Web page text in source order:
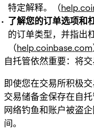
特定解释。（
了解您的订单选项和
的订单类型，并指出
（help.coinbase.com
自托管依然重要：将
即使您在交易所积极
交易储备金保存在自
网络钓鱼和账户被盗
间。